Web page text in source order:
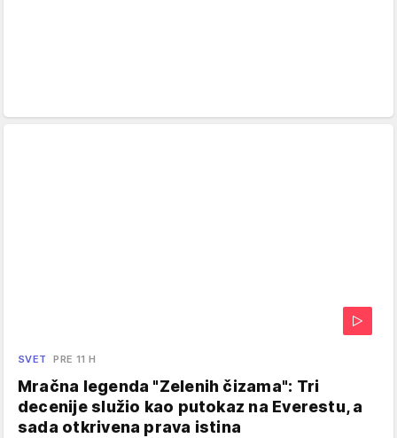
SVET PRE 11 H
Mračna legenda "Zelenih čizama": Tri
decenije služio kao putokaz na Everestu, a
sada otkrivena prava istina